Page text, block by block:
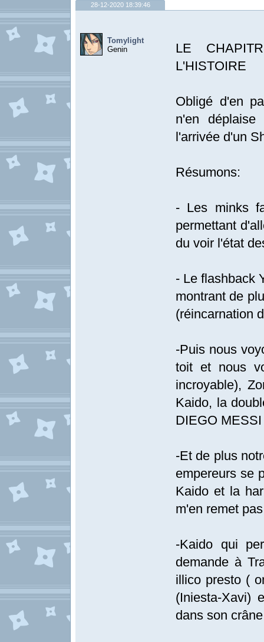
28-12-2020 18:39:46
Tomylight
Genin
LE
L'HISTOIRE
Obligé d'en
n'en
l'arrivée d'un
Résumons:
- Les minks
permettant
du voir l'état
- Le flashback
montrant de
(réincarnation
-Puis nous
toit et nous
incroyable),
Kaido, la
DIEGO
-Et de plus
empereurs se
Kaido et la
m'en remet
-Kaido qui
demande à
illico presto (
(Iniesta-Xavi)
dans son crâne